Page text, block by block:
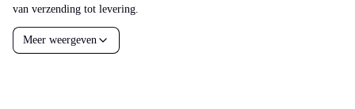
van verzending tot levering.
Meer weergeven